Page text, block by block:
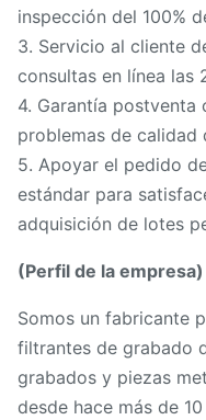
inspección del 100%
3. Servicio al cliente
consultas en línea las
4. Garantía postventa
problemas de
5. Apoyar el pedido
estándar para
adquisición de lotes
(Perfil de la empresa)
Somos un fabricante
filtrantes de grabado
grabados y piezas
desde hace más de